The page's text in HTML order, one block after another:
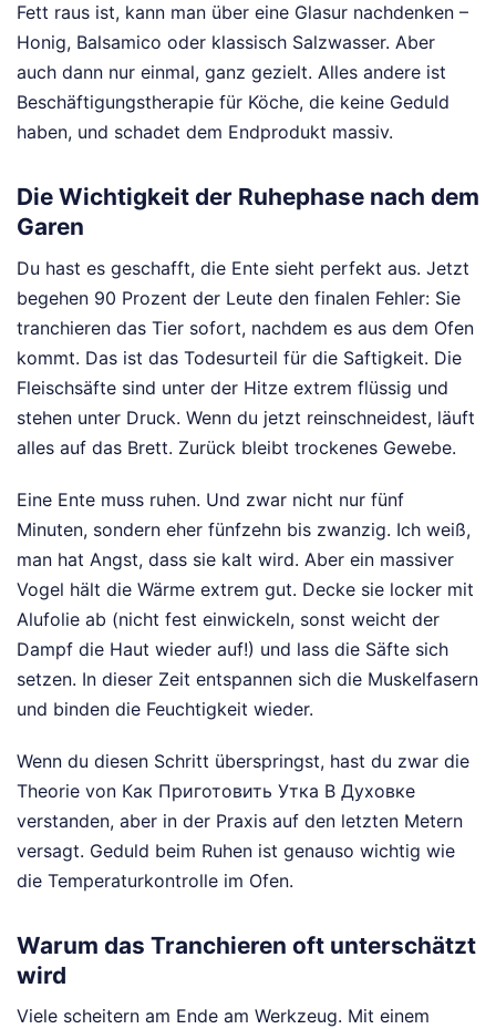
Fett raus ist, kann man über eine Glasur nachdenken –
Honig, Balsamico oder klassisch Salzwasser. Aber
auch dann nur einmal, ganz gezielt. Alles andere ist
Beschäftigungstherapie für Köche, die keine Geduld
haben, und schadet dem Endprodukt massiv.
Die Wichtigkeit der Ruhephase nach dem
Garen
Du hast es geschafft, die Ente sieht perfekt aus. Jetzt
begehen 90 Prozent der Leute den finalen Fehler: Sie
tranchieren das Tier sofort, nachdem es aus dem Ofen
kommt. Das ist das Todesurteil für die Saftigkeit. Die
Fleischsäfte sind unter der Hitze extrem flüssig und
stehen unter Druck. Wenn du jetzt reinschneidest, läuft
alles auf das Brett. Zurück bleibt trockenes Gewebe.
Eine Ente muss ruhen. Und zwar nicht nur fünf
Minuten, sondern eher fünfzehn bis zwanzig. Ich weiß,
man hat Angst, dass sie kalt wird. Aber ein massiver
Vogel hält die Wärme extrem gut. Decke sie locker mit
Alufolie ab (nicht fest einwickeln, sonst weicht der
Dampf die Haut wieder auf!) und lass die Säfte sich
setzen. In dieser Zeit entspannen sich die Muskelfasern
und binden die Feuchtigkeit wieder.
Wenn du diesen Schritt überspringst, hast du zwar die
Theorie von Как Приготовить Утка В Духовке
verstanden, aber in der Praxis auf den letzten Metern
versagt. Geduld beim Ruhen ist genauso wichtig wie
die Temperaturkontrolle im Ofen.
Warum das Tranchieren oft unterschätzt
wird
Viele scheitern am Ende am Werkzeug. Mit einem